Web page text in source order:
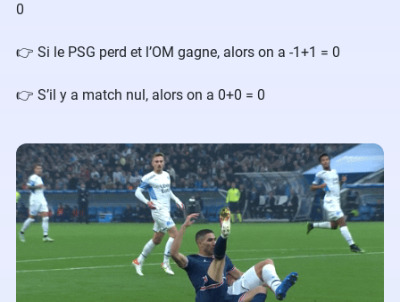
0
👉 Si le PSG perd et l’OM gagne, alors on a -1+1 = 0
👉 S’il y a match nul, alors on a 0+0 = 0